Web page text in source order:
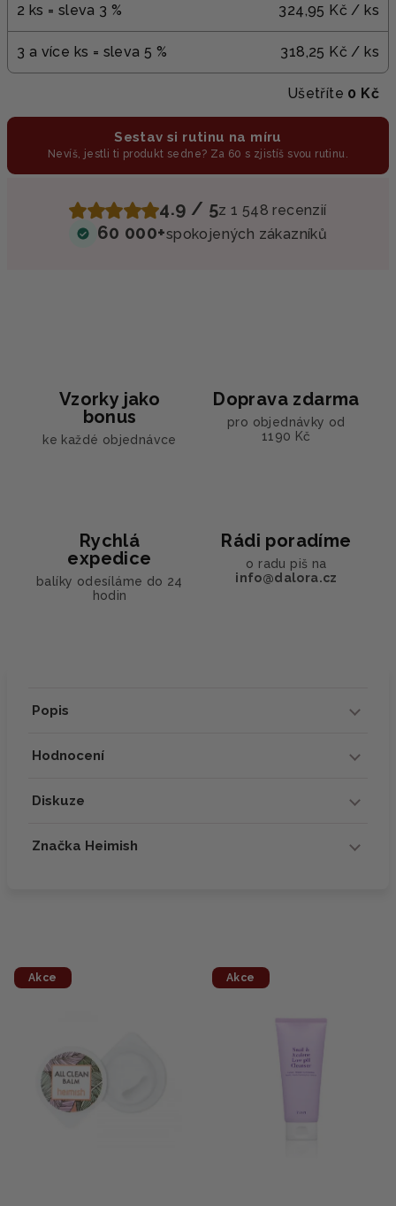
2 ks = sleva 3 % 324,95 Kč / ks
3 a více ks = sleva 5 % 318,25 Kč / ks
Ušetříte 0 Kč
Sestav si rutinu na míru
Nevíš, jestli ti produkt sedne? Za 60 s zjistíš svou rutinu.
4.9 / 5z 1 548 recenzií
60 000+spokojených zákazníků
Vzorky jako
bonus
ke každé objednávce
Doprava zdarma
pro objednávky od
1190 Kč
Rychlá
expedice
balíky odesíláme do 24
hodin
Rádi poradíme
o radu piš na
info@dalora.cz
Popis
Hodnocení
Diskuze
Značka Heimish
Akce Akce